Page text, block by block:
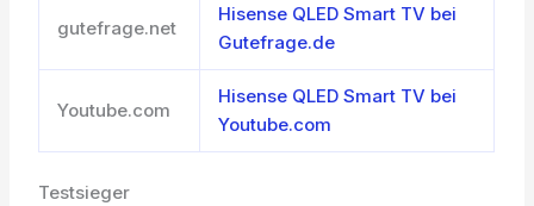
gutefrage.net
Hisense QLED Smart TV bei
Gutefrage.de
Youtube.com
Hisense QLED Smart TV bei
Youtube.com
Testsieger